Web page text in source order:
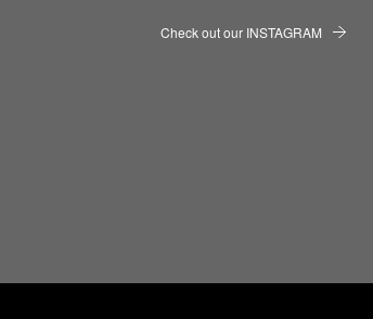
Check out our INSTAGRAM